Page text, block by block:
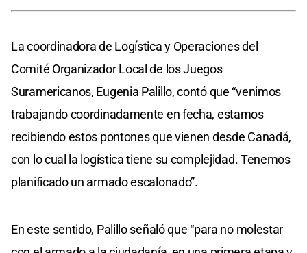
La coordinadora de Logística y Operaciones del
Comité Organizador Local de los Juegos
Suramericanos, Eugenia Palillo, contó que “venimos
trabajando coordinadamente en fecha, estamos
recibiendo estos pontones que vienen desde Canadá,
con lo cual la logística tiene su complejidad. Tenemos
planificado un armado escalonado”.
En este sentido, Palillo señaló que “para no molestar